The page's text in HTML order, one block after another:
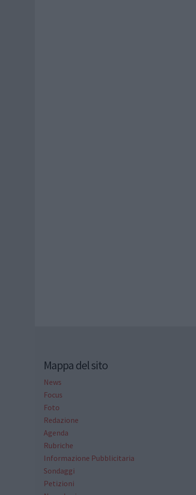
Mappa del sito
News
Focus
Foto
Redazione
Agenda
Rubriche
Informazione Pubblicitaria
Sondaggi
Petizioni